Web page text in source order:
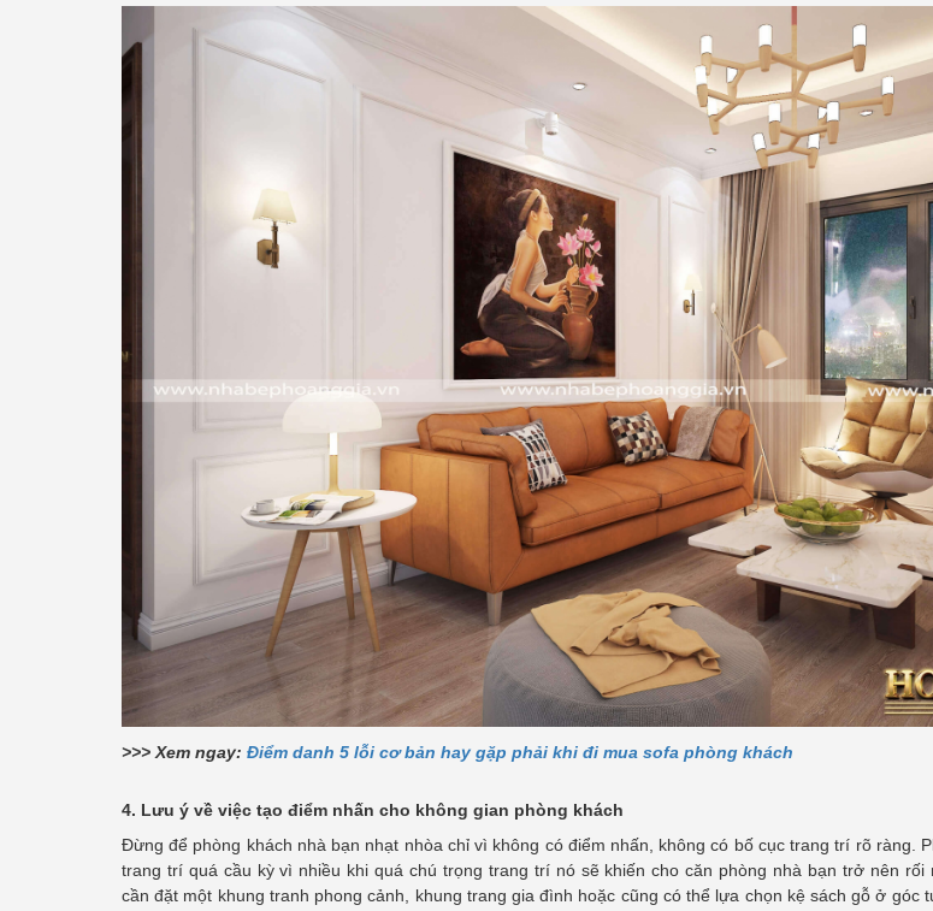
>>> Xem ngay: Điểm danh 5 lỗi cơ bản hay gặp phải khi đi mua sofa phòng khách
4. Lưu ý về việc tạo điểm nhấn cho không gian phòng khách
Đừng để phòng khách nhà bạn nhạt nhòa chỉ vì không có điểm nhấn, không có bố cục trang trí rõ ràng.
trang trí quá cầu kỳ vì nhiều khi quá chú trọng trang trí nó sẽ khiến cho căn phòng nhà bạn trở nên rối
cần đặt một khung tranh phong cảnh, khung trang gia đình hoặc cũng có thể lựa chọn kệ sách gỗ ở góc